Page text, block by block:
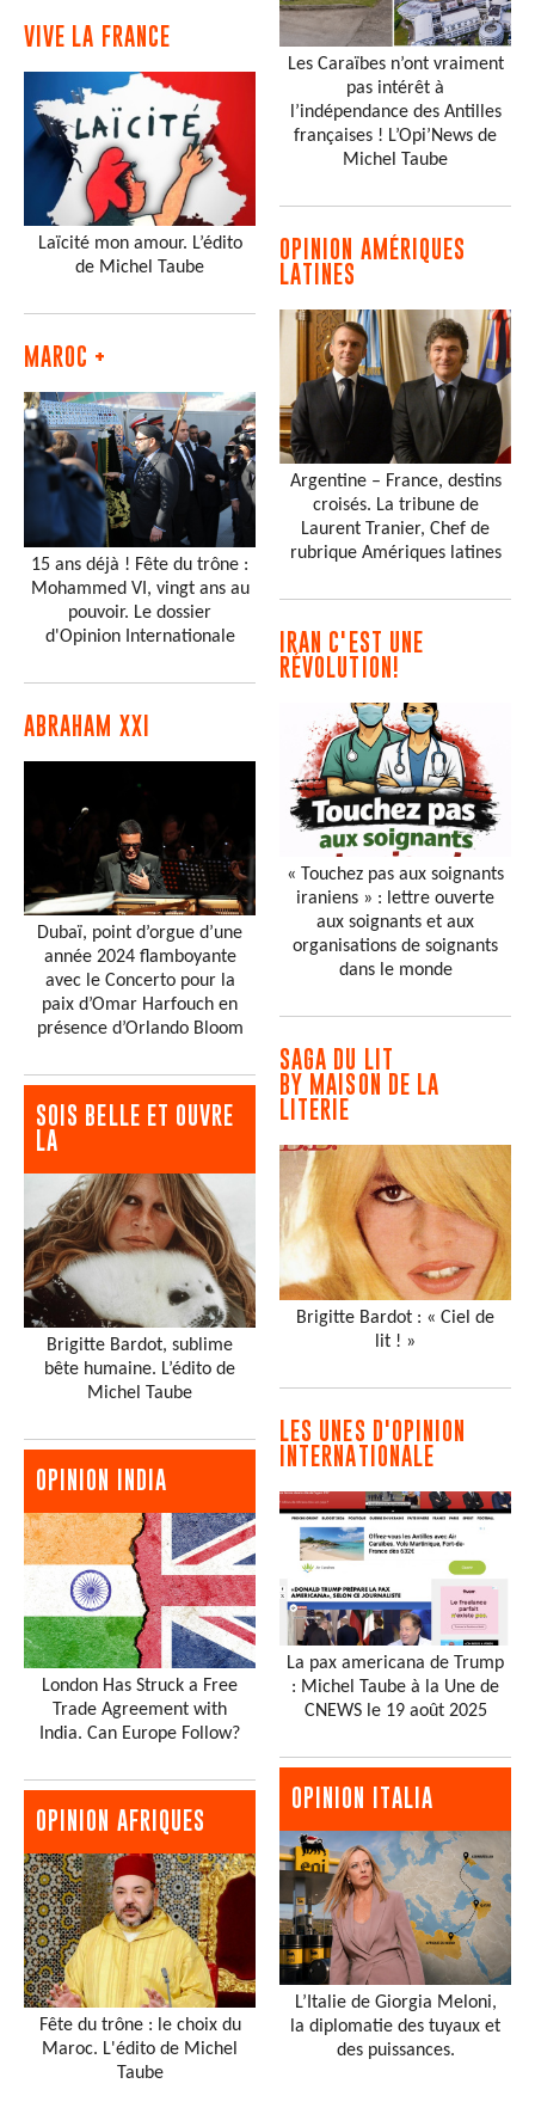
VIVE LA FRANCE
Laïcité mon amour. L’édito
de Michel Taube
MAROC +
15 ans déjà ! Fête du trône :
Mohammed VI, vingt ans au
pouvoir. Le dossier
d'Opinion Internationale
ABRAHAM XXI
Dubaï, point d’orgue d’une
année 2024 flamboyante
avec le Concerto pour la
paix d’Omar Harfouch en
présence d’Orlando Bloom
SOIS BELLE ET OUVRE
LA
Brigitte Bardot, sublime
bête humaine. L’édito de
Michel Taube
OPINION INDIA
London Has Struck a Free
Trade Agreement with
India. Can Europe Follow?
OPINION AFRIQUES
Fête du trône : le choix du
Maroc. L'édito de Michel
Taube
Les Caraïbes n’ont vraiment
pas intérêt à
l’indépendance des Antilles
françaises ! L’Opi’News de
Michel Taube
OPINION AMÉRIQUES
LATINES
Argentine – France, destins
croisés. La tribune de
Laurent Tranier, Chef de
rubrique Amériques latines
IRAN C'EST UNE
RÉVOLUTION!
« Touchez pas aux soignants
iraniens » : lettre ouverte
aux soignants et aux
organisations de soignants
dans le monde
SAGA DU LIT
BY MAISON DE LA
LITERIE
Brigitte Bardot : « Ciel de
lit ! »
LES UNES D'OPINION
INTERNATIONALE
La pax americana de Trump
: Michel Taube à la Une de
CNEWS le 19 août 2025
OPINION ITALIA
L’Italie de Giorgia Meloni,
la diplomatie des tuyaux et
des puissances.